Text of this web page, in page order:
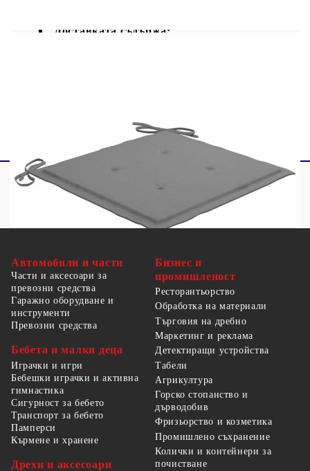
Доставката съдържа:
Автомобили и части
Части и аксесоари за
превозни средства
Гаражно оборудване и
инструменти
Превозни средства
Бебета и малки деца
Играчки и игри
Бебешки играчки и активна
гимнастика
Сигурност за бебето
Транспорт за бебето
Памперси
Кърмене и хранене
Дрехи и аксесоари
Бизнес и
промишленост
Ресторантьорство
Обработка на материали
Търговия на дребно
Маркетинг и реклама
Детектиращи устройства
Табели
Агрикултура
Горско стопанство и
дърводобив
Фризьорство и козметика
Промишлено съхранение
Колички и контейнери за
почистване